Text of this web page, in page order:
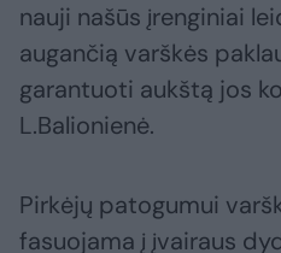
nauji našūs įrenginiai
augančią varškės
garantuoti aukštą jos
L.Balionienė.
Pirkėjų patogumui
fasuojama į įvairaus